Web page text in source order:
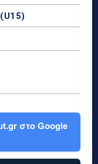
στο Google